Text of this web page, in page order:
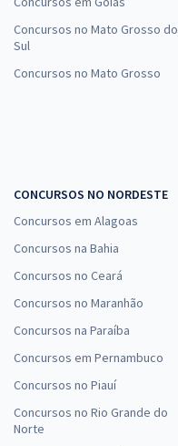
Concursos no Mato Grosso do
Sul
Concursos no Mato Grosso
CONCURSOS NO NORDESTE
Concursos em Alagoas
Concursos na Bahia
Concursos no Ceará
Concursos no Maranhão
Concursos na Paraíba
Concursos em Pernambuco
Concursos no Piauí
Concursos no Rio Grande do
Norte